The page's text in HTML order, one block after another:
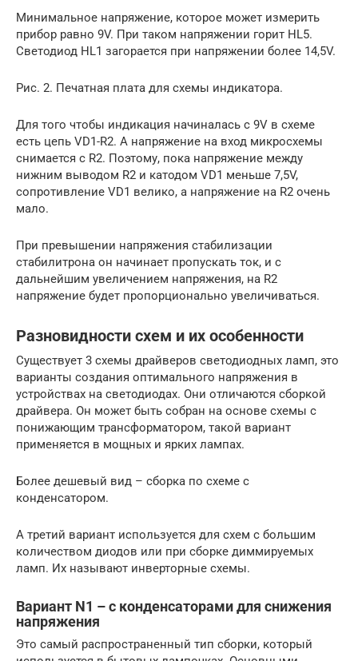
Минимальное напряжение, которое может измерить
прибор равно 9V. При таком напряжении горит HL5.
Светодиод HL1 загорается при напряжении более 14,5V.
Рис. 2. Печатная плата для схемы индикатора.
Для того чтобы индикация начиналась с 9V в схеме
есть цепь VD1-R2. А напряжение на вход микросхемы
снимается с R2. Поэтому, пока напряжение между
нижним выводом R2 и катодом VD1 меньше 7,5V,
сопротивление VD1 велико, а напряжение на R2 очень
мало.
При превышении напряжения стабилизации
стабилитрона он начинает пропускать ток, и с
дальнейшим увеличением напряжения, на R2
напряжение будет пропорционально увеличиваться.
Разновидности схем и их особенности
Существует 3 схемы драйверов светодиодных ламп, это
варианты создания оптимального напряжения в
устройствах на светодиодах. Они отличаются сборкой
драйвера. Он может быть собран на основе схемы с
понижающим трансформатором, такой вариант
применяется в мощных и ярких лампах.
Более дешевый вид – сборка по схеме с
конденсатором.
А третий вариант используется для схем с большим
количеством диодов или при сборке диммируемых
ламп. Их называют инверторные схемы.
Вариант N1 – с конденсаторами для снижения
напряжения
Это самый распространенный тип сборки, который